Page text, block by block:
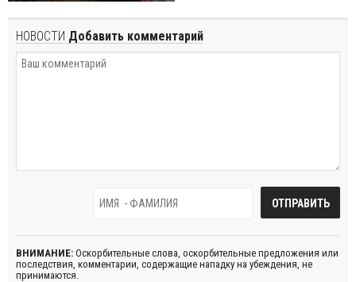
НОВОСТИ Добавить комментарий
ВНИМАНИЕ: Оскорбительные слова, оскорбительные предложения или
последствия, комментарии, содержащие нападку на убеждения, не
принимаются.